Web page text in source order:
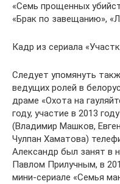
«Семь прощенных
«Брак по завещанию»,
Кадр из сериала
Следует упомянуть
ведущих ролей в
драме «Охота на
году, участие в 2013
(Владимир Машков,
Чулпан Хаматова)
Александр был занят в
Павлом Прилучным, в
мини-сериале «Семья